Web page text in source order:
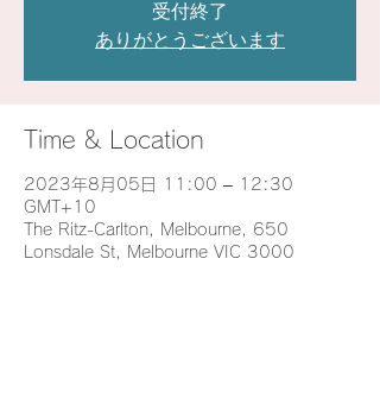
受付終了
ありがとうございます
Time & Location
2023年8月05日 11:00 – 12:30
GMT+10
The Ritz-Carlton, Melbourne, 650
Lonsdale St, Melbourne VIC 3000